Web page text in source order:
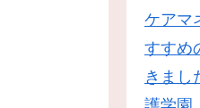
ケアマ
すすめ
きまし